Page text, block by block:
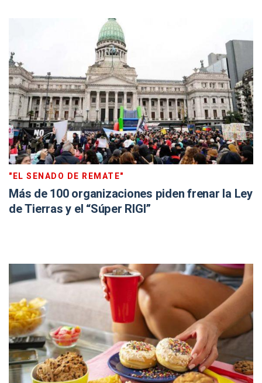
"EL SENADO DE REMATE"
Más de 100 organizaciones piden frenar la Ley
de Tierras y el “Súper RIGI”